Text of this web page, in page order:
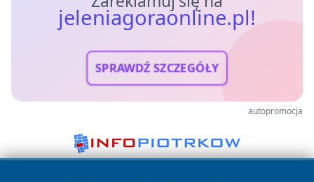
jeleniagoraonline.pl!
SPRAWDŹ SZCZEGÓŁY
autopromocja